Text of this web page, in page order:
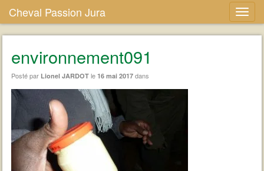
Cheval Passion Jura
environnement091
Posté par Lionel JARDOT le16 mai 2017 dans